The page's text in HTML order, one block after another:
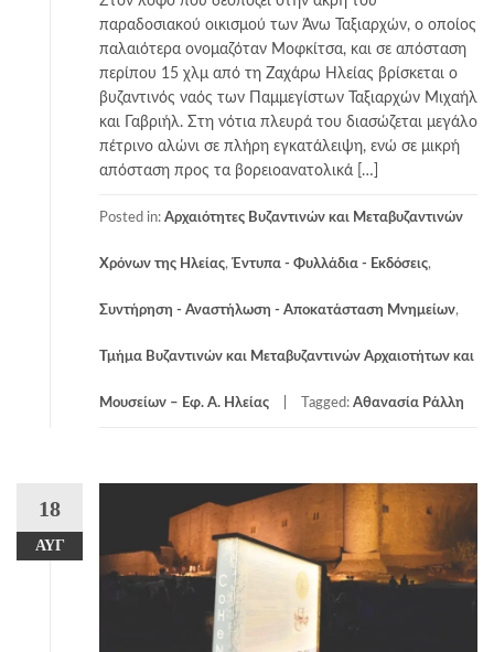
παραδοσιακού οικισμού των Άνω Ταξιαρχών, ο οποίος
παλαιότερα ονομαζόταν Μοφκίτσα, και σε απόσταση
περίπου 15 χλμ από τη Ζαχάρω Ηλείας βρίσκεται ο
βυζαντινός ναός των Παμμεγίστων Ταξιαρχών Μιχαήλ
και Γαβριήλ. Στη νότια πλευρά του διασώζεται μεγάλο
πέτρινο αλώνι σε πλήρη εγκατάλειψη, ενώ σε μικρή
απόσταση προς τα βορειοανατολικά […]
Posted in: Αρχαιότητες Βυζαντινών και Μεταβυζαντινών
Χρόνων της Ηλείας, Έντυπα - Φυλλάδια - Εκδόσεις,
Συντήρηση - Αναστήλωση - Αποκατάσταση Μνημείων,
Τμήμα Βυζαντινών και Μεταβυζαντινών Αρχαιοτήτων και
Μουσείων – Εφ. Α. Ηλείας Tagged: Αθανασία Ράλλη
18
ΑΥΓ